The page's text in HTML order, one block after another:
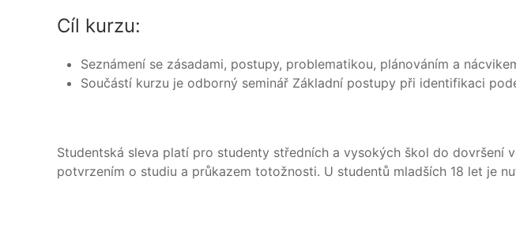
Cíl kurzu:
Seznámení se zásadami, postupy, problematikou, plánováním a
Součástí kurzu je odborný seminář Základní postupy při identifikaci
Studentská sleva platí pro studenty středních a vysokých škol do
potvrzením o studiu a průkazem totožnosti. U studentů mladších 18 let je